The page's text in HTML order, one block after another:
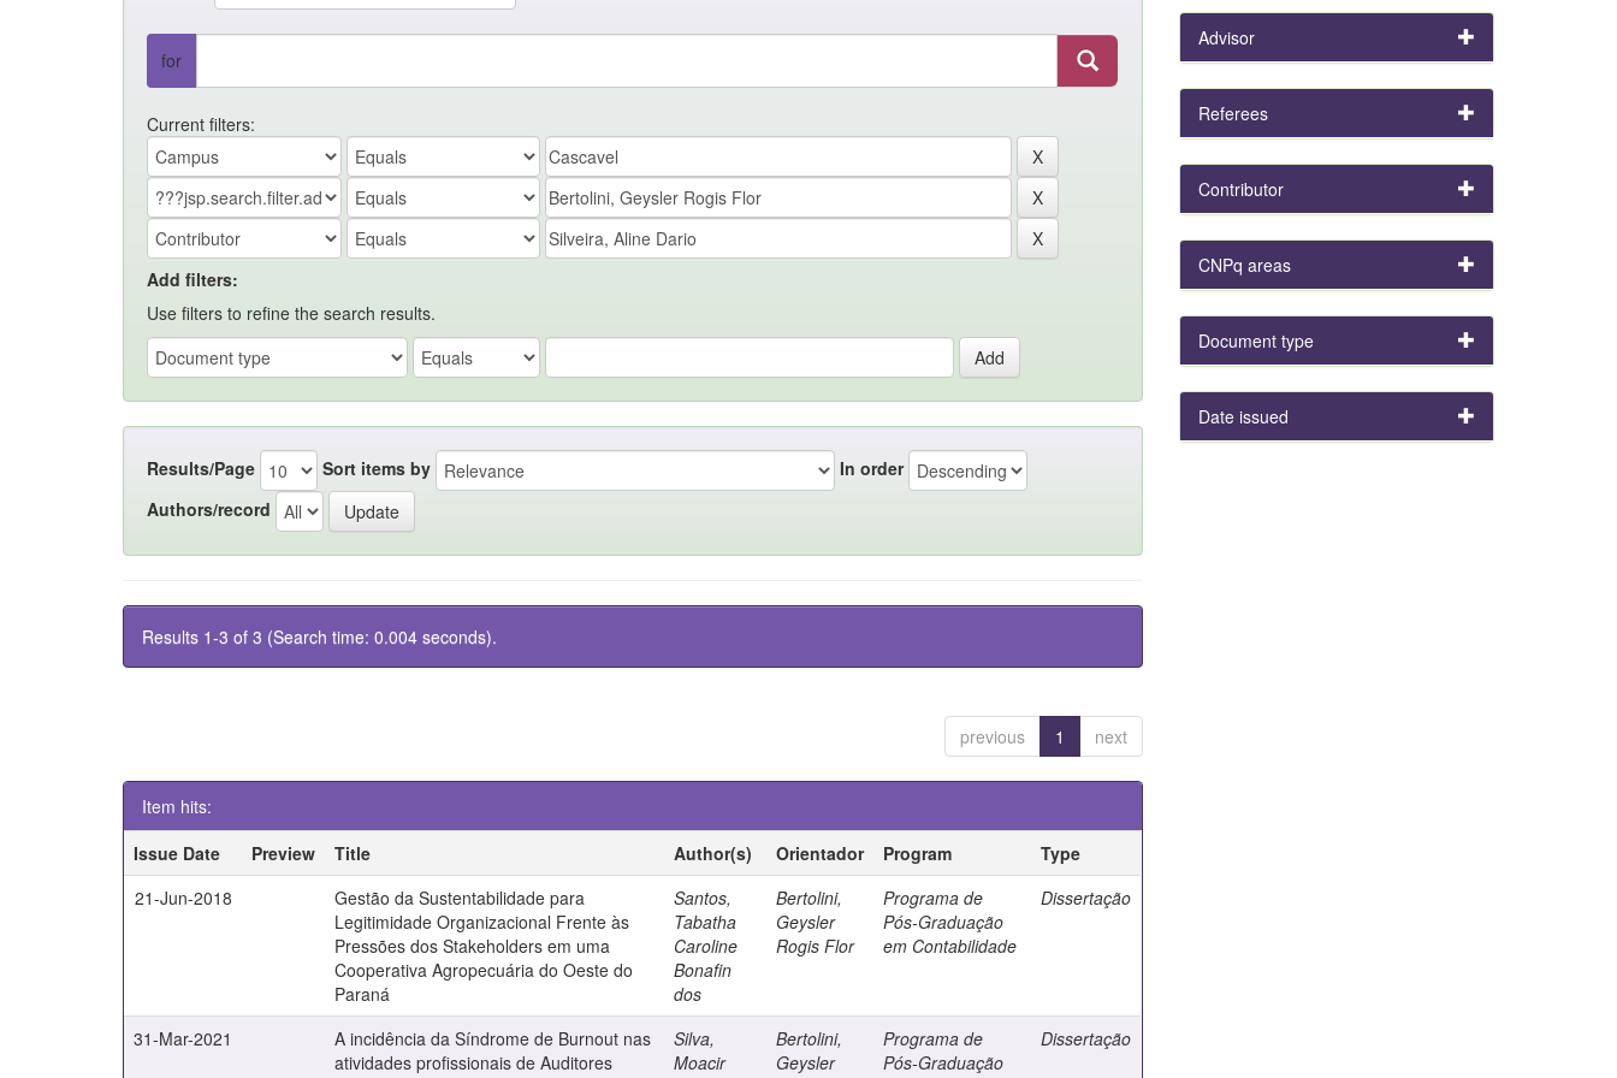
for
Current filters:
Add filters:
Use filters to refine the search results.
Results/Page Sort items by
In order
Authors/record
Results 1-3 of 3 (Search time: 0.004 seconds).
previous 1 next
Item hits:
Issue Date
Preview Title Author(s) Orientador Program
Type
21-Jun-2018
Gestão da Sustentabilidade para
Legitimidade Organizacional Frente às
Pressões dos Stakeholders em uma
Cooperativa Agropecuária do Oeste do
Paraná
Santos,
Tabatha
Caroline
Bonafin
dos
Bertolini,
Geysler
Rogis Flor
Programa de
Pós-Graduação
em Contabilidade
Dissertação
31-Mar-2021
A incidência da Síndrome de Burnout nas
atividades profissionais de Auditores
Silva,
Moacir
Bertolini,
Geysler
Programa de
Pós-Graduação
Dissertação
Advisor
Referees
Contributor
CNPq areas
Document type
Date issued